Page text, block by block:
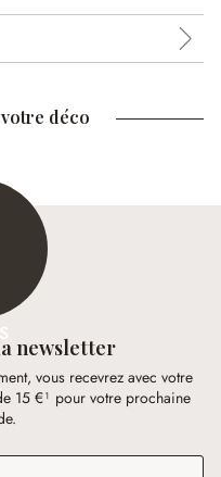
déco
newsletter
vous recevrez avec votre
15 €¹ pour votre prochaine